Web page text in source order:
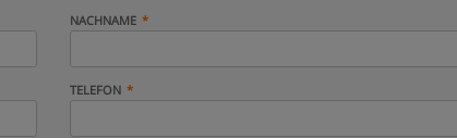
NACHNAME
TELEFON